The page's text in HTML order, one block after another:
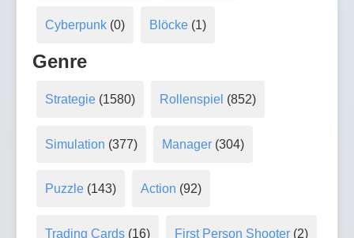
Cyberpunk(0) Blöcke (1)
Genre
Strategie(1580) Rollenspiel (852)
Simulation (377) Manager (304)
Puzzle(143) Action (92)
Trading Cards(16) First Person Shooter (2)